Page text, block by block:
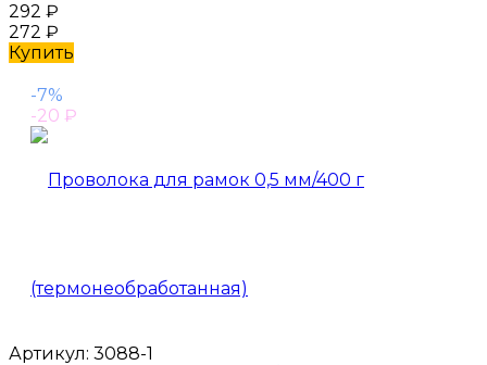
292 ₽
272 ₽
Купить
-7%
-20 ₽
Артикул: 3088-1